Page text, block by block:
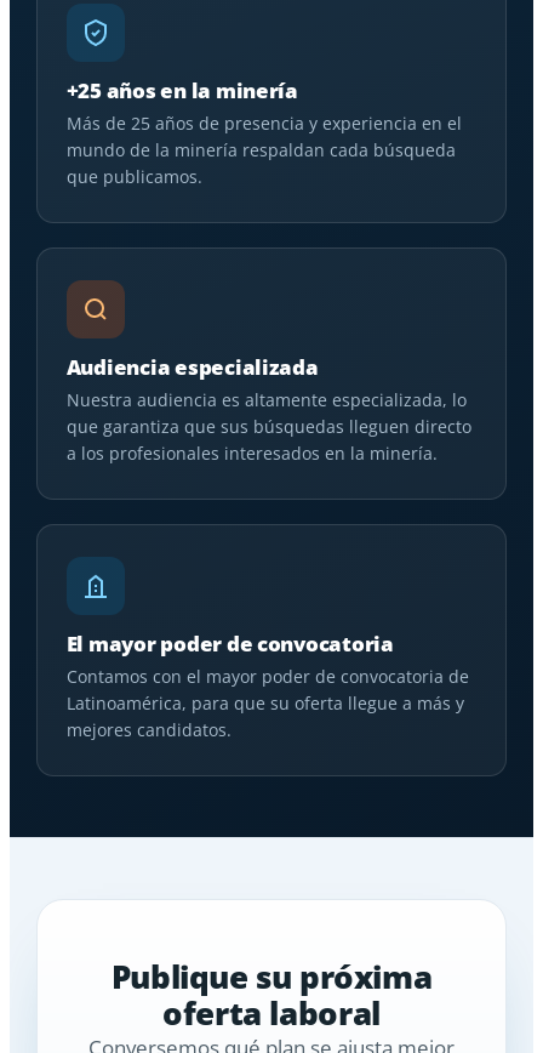
+25 años en la minería
Más de 25 años de presencia y experiencia en el
mundo de la minería respaldan cada búsqueda
que publicamos.
Audiencia especializada
Nuestra audiencia es altamente especializada, lo
que garantiza que sus búsquedas lleguen directo
a los profesionales interesados en la minería.
El mayor poder de convocatoria
Contamos con el mayor poder de convocatoria de
Latinoamérica, para que su oferta llegue a más y
mejores candidatos.
Publique su próxima
oferta laboral
Conversemos qué plan se ajusta mejor